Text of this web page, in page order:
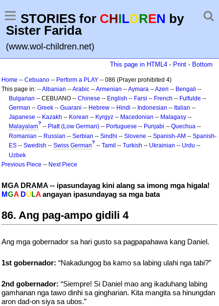
STORIES for CHILDREN by
Sister Farida
(www.wol-children.net)
This page in HTML4 - Print - Bottom
Home -- Cebuano -- Perform a PLAY -- 086 (Prayer prohibited 4)
This page in: --Albanian --Arabic --Armenian --Aymara --Azeri -- Bengali --
Bulgarian -- CEBUANO -- Chinese -- English -- Farsi -- French -- Fulfulde --
German -- Greek -- Guarani -- Hebrew -- Hindi -- Indonesian -- Italian --
Japanese -- Kazakh -- Korean -- Kyrgyz -- Macedonian -- Malagasy --
Malayalam? -- Platt (Low German) -- Portuguese -- Punjabi -- Quechua --
Romanian -- Russian -- Serbian -- Sindhi -- Slovene -- Spanish-AM -- Spanish-
ES -- Swedish -- Swiss German? -- Tamil -- Turkish -- Ukrainian -- Urdu --
Uzbek
Previous Piece -- Next Piece
MGA DRAMA -- ipasundayag kini alang sa imong mga higala!
MGA DULA angayan ipasundayag sa mga bata
86. Ang pag-ampo gidili 4
Ang mga gobernador sa hari gusto sa pagpapahawa kang Daniel.
1st gobernador: “Nakadungog ba kamo sa labing ulahi nga tabi?”
2nd gobernador: “Siempre! Si Daniel mao ang ikaduhang labing
gamhanan nga tawo dinhi sa gingharian. Kita mangita sa hinungdan
aron dad-on siya sa ubos.”